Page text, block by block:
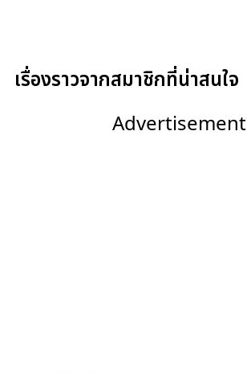
เรื่องราวจากสมาชิกที่น่าสนใจ
Advertisement